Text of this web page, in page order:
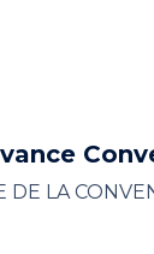
DE LA